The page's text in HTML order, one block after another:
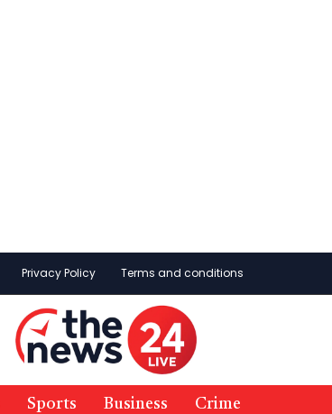
Privacy Policy Terms and conditions
Sports Business Crime